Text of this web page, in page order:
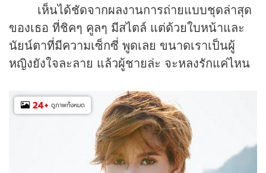
เห็นได้ชัดจากผลงานการถ่ายแบบชุดล่าสุด
ของเธอ ที่ชิคๆ คูลๆ มีสไตล์ แต่ด้วยใบหน้าและ
นัยน์ตาที่มีความเซ็กซี่ พูดเลย ขนาดเราเป็นผู้
หญิงยังใจละลาย แล้วผู้ชายล่ะ จะหลงรักแค่ไหน
24+ ดูภาพทั้งหมด